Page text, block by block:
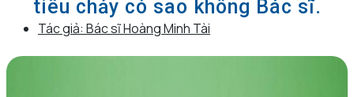
tiêu chảy có sao không Bác sĩ.
Tác giả: Bác sĩ Hoàng Minh Tài